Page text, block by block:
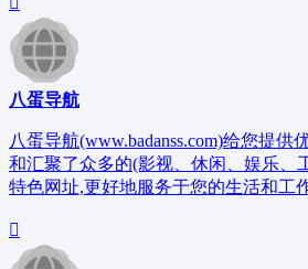
八蛋导航
八蛋导航(www.badanss.com)给您提供
和汇聚了众多的(影视、休闲、娱乐、
特色网址,更好地服务于您的生活和工